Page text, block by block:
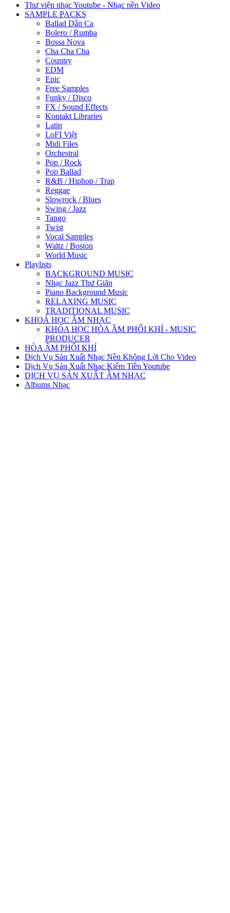
Thư viện nhạc Youtube - Nhạc nền Video
SAMPLE PACKS
Ballad Dân Ca
Bolero / Rumba
Bossa Nova
Cha Cha Cha
Country
EDM
Epic
Free Samples
Funky / Disco
FX / Sound Effects
Kontakt Libraries
Latin
LoFI Việt
Midi Files
Orchestral
Pop / Rock
Pop Ballad
R&B / Hiphop / Trap
Reggae
Slowrock / Blues
Swing / Jazz
Tango
Twist
Vocal Samples
Waltz / Boston
World Music
Playlists
BACKGROUND MUSIC
Nhạc Jazz Thư Giãn
Piano Background Music
RELAXING MUSIC
TRADITIONAL MUSIC
KHOÁ HỌC ÂM NHẠC
KHÓA HỌC HÒA ÂM PHỐI KHÍ - MUSIC
PRODUCER
HÒA ÂM PHỐI KHÍ
Dịch Vụ Sản Xuất Nhạc Nền Không Lời Cho Video
Dịch Vụ Sản Xuất Nhạc Kiếm Tiền Youtube
DỊCH VỤ SẢN XUẤT ÂM NHẠC
Albums Nhạc